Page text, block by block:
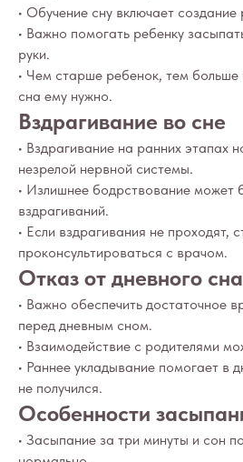
• Обучение сну включает
• Важно помогать ребенку
руки.
• Чем старше ребенок, тем больше
сна ему нужно.
Вздрагивание во сне
• Вздрагивание на ранних этапах
незрелой нервной системы.
• Излишнее бодрствование может
вздрагиваний.
• Если вздрагивания не проходят,
проконсультироваться с врачом.
Отказ от дневного сна
• Важно обеспечить достаточное
перед дневным сном.
• Взаимодействие с родителями
• Раннее укладывание помогает в
не получился.
Особенности
• Засыпание за три минуты и сон
Ольга
Пн-пт: с 10:00
+7 (903) 011-
sos@o-sne.online
Видео
Все права на материалы портала o-sne.online
защищены законом об интеллектуальной
собственности. Использование материалов
портала o-sne.online возможно только
и с обязательным указанием гиперссылки
на источник o-sne.online.
Материалы, представленные на этом сайте,
исключительно информационно-
характер и не применимы к детям, имеющим
проблемы с развитием или здоровьем. А также
не могут рассматриваться как медицинские
рекомендации по диагностике и лечению.
публикации, видео, советы и консультации
не являются медицинскими, не могут отменить
заменить назначений врача и применимы к
признанным наблюдающими их врачами
здоровыми.
Портал o-sne.online не несёт ответственности
за неверное толкование, ошибочное или